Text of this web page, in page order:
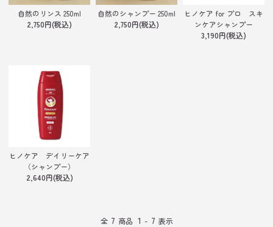
自然のリンス 250ml
2,750円(税込)
自然のシャンプー 250ml
2,750円(税込)
ヒノケア for プロ スキ
ンケアシャンプー
3,190円(税込)
ヒノケア デイリーケア
（シャンプー）
2,640円(税込)
全 7 商品 1 - 7 表示